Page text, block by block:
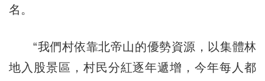
名。
“我們村依靠北帝山的優勢資源，以集體林
地入股景區，村民分紅逐年遞增，今年每人都